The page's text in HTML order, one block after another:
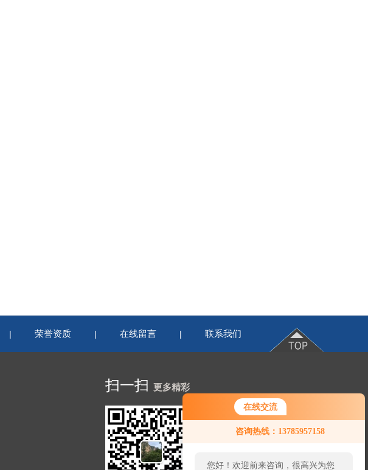
在线交流
咨询热线：13785957158
您好！欢迎前来咨询，很高兴为您
| 荣誉资质 | 在线留言 | 联系我们
扫一扫 更多精彩